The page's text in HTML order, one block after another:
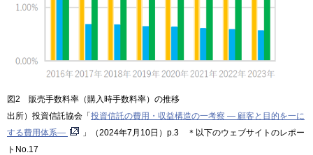
図2 販売手数料率（購入時手数料率）の推移
出所）投資信託協会「投資信託の費用・収益構造の一考察 ― 顧客と目的を一に
する費用体系―
」（2024年7月10日）p.3 ＊以下のウェブサイトのレポー
トNo.17